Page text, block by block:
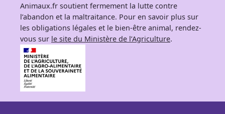
Animaux.fr soutient fermement la lutte contre
l’abandon et la maltraitance. Pour en savoir plus sur
les obligations légales et le bien-être animal, rendez-
vous sur le site du Ministère de l’Agriculture.